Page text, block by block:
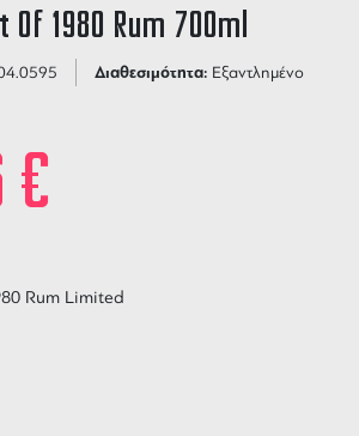
Of 1980 Rum 700ml
Διαθεσιμότητα: Εξαντλημένο
€
Rum Limited